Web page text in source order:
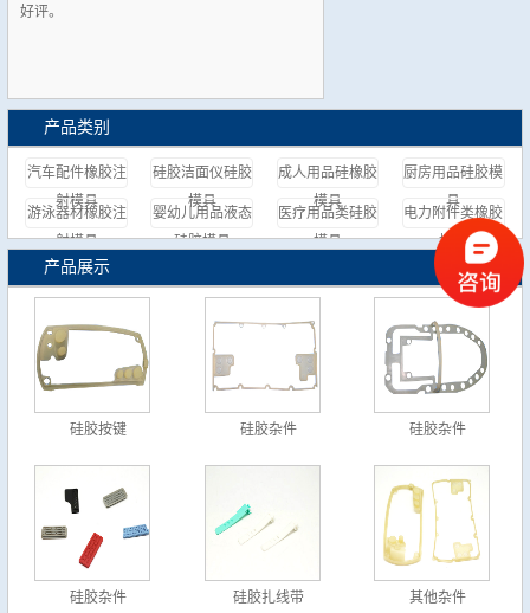
好评。
产品类别
汽车配件橡胶注
射模具
硅胶洁面仪硅胶
模具
成人用品硅橡胶
模具
厨房用品硅胶模
具
游泳器材橡胶注
射模具
婴幼儿用品液态
硅胶模具
医疗用品类硅胶
模具
电力附件类橡胶
模具
产品展示 更多>>
硅胶按键 硅胶杂件 硅胶杂件
硅胶杂件 硅胶扎线带 其他杂件